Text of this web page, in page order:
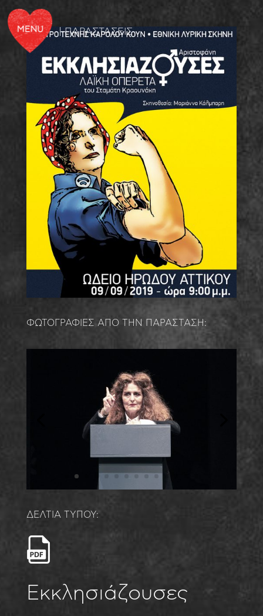
ΦΩΤΟΓΡΑΦΙΕΣ ΑΠΟ ΤΗΝ ΠΑΡΑΣΤΑΣΗ:
ΔΕΛΤΙΑ ΤΥΠΟΥ:
Εκκλησιάζουσες
| ΠΑΡΑΣΤΑΣΕΙΣ